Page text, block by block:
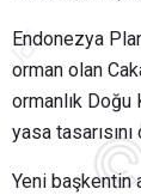
Endonezya
orman olan
ormanlık Doğu
yasa tasarısını
Yeni başkentin